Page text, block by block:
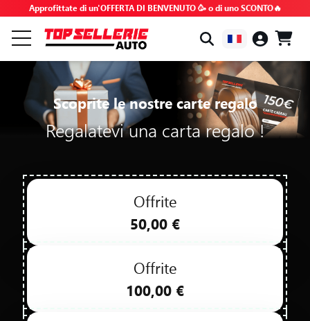
Approfittate di un'OFFERTA DI BENVENUTO 🥳 o di uno SCONTO🔥
PER MARCA E MODELLO
TUTTI I PRODOTTI
CODICI PROMOZIONALI
SUGGERIMENTI E TUTORIAL
RICHIESTE FREQUENTI FAQ
CONTATTATECI
Scoprite le nostre carte regalo
Regalatevi una carta regalo !
Offrite
50,00 €
Offrite
100,00 €